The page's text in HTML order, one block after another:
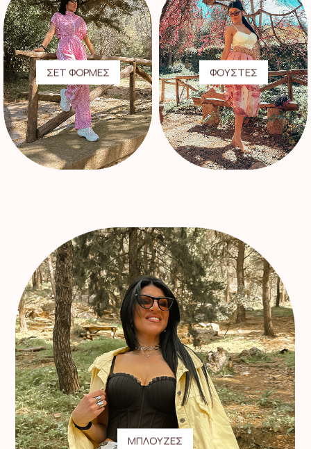
ΣΕΤ ΦΟΡΜΕΣ ΦΟΥΣΤΕΣ
ΜΠΛΟΥΖΕΣ